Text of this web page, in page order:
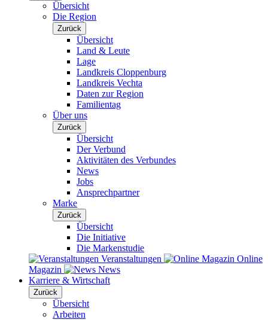
Übersicht
Die Region
Zurück
Übersicht
Land & Leute
Lage
Landkreis Cloppenburg
Landkreis Vechta
Daten zur Region
Familientag
Über uns
Zurück
Übersicht
Der Verbund
Aktivitäten des Verbundes
News
Jobs
Ansprechpartner
Marke
Zurück
Übersicht
Die Initiative
Die Markenstudie
Veranstaltungen
Online
Magazin
News
Karriere & Wirtschaft
Zurück
Übersicht
Arbeiten